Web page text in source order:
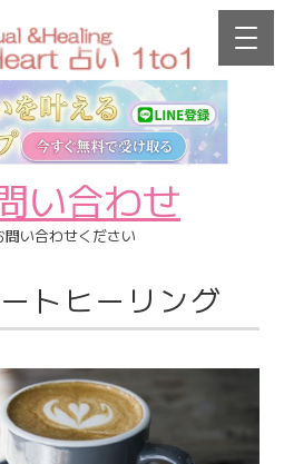
い合わせ
問い合わせください
トヒーリング